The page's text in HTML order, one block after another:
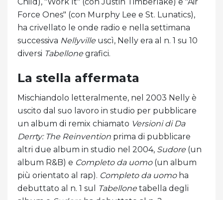
Force Ones" (con Murphy Lee e St. Lunatics),
ha crivellato le onde radio e nella settimana
successiva Nellyvilleuscì, Nelly era al n. 1 su 10
diversi Tabellonegrafici.
La stella affermata
Mischiandolo letteralmente, nel 2003 Nelly è
uscito dal suo lavoro in studio per pubblicare
un album di remix chiamato Versioni di Da
Derrty: The Reinvention prima di pubblicare
altri due album in studio nel 2004, Sudore(un
album R&B) e Completo da uomo(un album
più orientato al rap). Completo da uomoha
debuttato al n. 1 sul
Tabellonetabella degli